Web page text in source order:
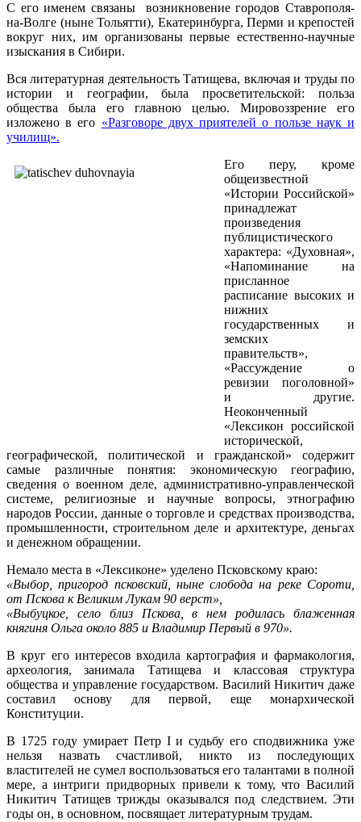
С его именем связаны возникновение городов Ставрополя-
на-Волге (ныне Тольятти), Екатеринбурга, Перми и крепостей
вокруг них, им организованы первые естественно-научные
изыскания в Сибири.
Вся литературная деятельность Татищева, включая и труды по
истории и географии, была просветительской: польза
общества была его главною целью. Мировоззрение его
изложено в его «Разговоре двух приятелей о пользе наук и
училищ».
Его перу, кроме
общеизвестной
«Истории Российской»
принадлежат
произведения
публицистического
характера: «Духовная»,
«Напоминание на
присланное
расписание высоких и
нижних
государственных и
земских
правительств»,
«Рассуждение о
ревизии поголовной»
и другие.
Неоконченный
«Лексикон российской
исторической,
географической, политической и гражданской» содержит
самые различные понятия: экономическую географию,
сведения о военном деле, административно-управленческой
системе, религиозные и научные вопросы, этнографию
народов России, данные о торговле и средствах производства,
промышленности, строительном деле и архитектуре, деньгах
и денежном обращении.
Немало места в «Лексиконе» уделено Псковскому краю:
«Выбор, пригород псковский, ныне слобода на реке Сороти,
от Пскова к Великим Лукам 90 верст»,
«Выбуцкое, село близ Пскова, в нем родилась блаженная
княгиня Ольга около 885 и Владимир Первый в 970».
В круг его интересов входила картография и фармакология,
археология, занимала Татищева и классовая структура
общества и управление государством. Василий Никитич даже
составил основу для первой, еще монархической
Конституции.
В 1725 году умирает Петр I и судьбу его сподвижника уже
нельзя назвать счастливой, никто из последующих
властителей не сумел воспользоваться его талантами в полной
мере, а интриги придворных привели к тому, что Василий
Никитич Татищев трижды оказывался под следствием. Эти
годы он, в основном, посвящает литературным трудам.